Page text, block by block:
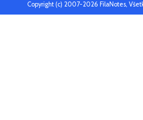
Copyright (c) 2007-2026 FilaNotes,